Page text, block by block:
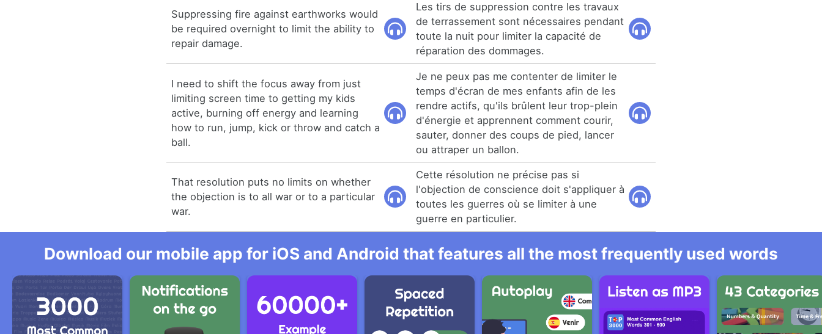
Suppressing fire against earthworks would
be required overnight to limit the ability to
repair damage.
Les tirs de suppression contre les travaux
de terrassement sont nécessaires pendant
toute la nuit pour limiter la capacité de
réparation des dommages.
I need to shift the focus away from just
limiting screen time to getting my kids
active, burning off energy and learning
how to run, jump, kick or throw and catch a
ball.
Je ne peux pas me contenter de limiter le
temps d'écran de mes enfants afin de les
rendre actifs, qu'ils brûlent leur trop-plein
d'énergie et apprennent comment courir,
sauter, donner des coups de pied, lancer
ou attraper un ballon.
That resolution puts no limits on whether
the objection is to all war or to a particular
war.
Cette résolution ne précise pas si
l'objection de conscience doit s'appliquer à
toutes les guerres où se limiter à une
guerre en particulier.
Download our mobile app for iOS and Android that features all the most frequently used words